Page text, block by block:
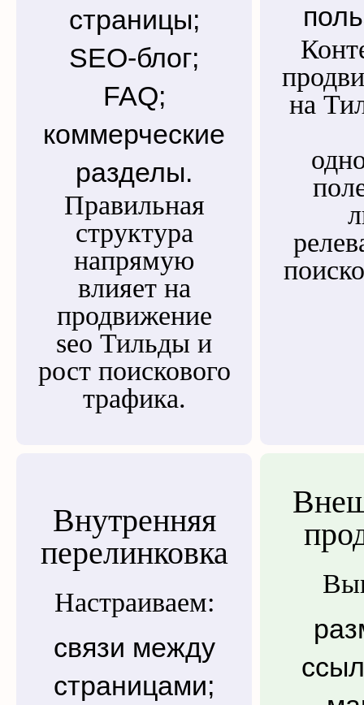
страницы;
SEO-блог;
FAQ;
коммерческие
разделы.
Правильная
структура
напрямую
влияет на
продвижение
seo Тильды и
рост поискового
трафика.
на
Внутренняя
перелинковка
Настраиваем:
связи между
страницами;